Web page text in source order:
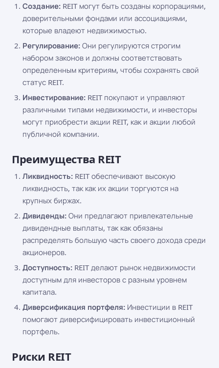
Создание: REIT могут быть созданы корпорациями,
доверительными фондами или ассоциациями,
которые владеют недвижимостью.
Регулирование: Они регулируются строгим
набором законов и должны соответствовать
определенным критериям, чтобы сохранять свой
статус REIT.
Инвестирование: REIT покупают и управляют
различными типами недвижимости, и инвесторы
могут приобрести акции REIT, как и акции любой
публичной компании.
Преимущества REIT
Ликвидность: REIT обеспечивают высокую
ликвидность, так как их акции торгуются на
крупных биржах.
Дивиденды: Они предлагают привлекательные
дивидендные выплаты, так как обязаны
распределять большую часть своего дохода среди
акционеров.
Доступность: REIT делают рынок недвижимости
доступным для инвесторов с разным уровнем
капитала.
Диверсификация портфеля: Инвестиции в REIT
помогают диверсифицировать инвестиционный
портфель.
Риски REIT